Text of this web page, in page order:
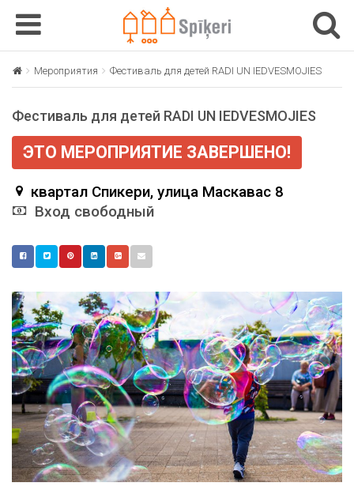
T
o
g
e
v
g
t
i
n
T
g
e
n
Мероприятия Фестиваль для детей RADI UN IEDVESMOJIES
Фестиваль для детей RADI UN IEDVESMOJIES
ЭТО МЕРОПРИЯТИЕ ЗАВЕРШЕНО!
квартал Спикери, улица Маскавас 8
Вход свободный